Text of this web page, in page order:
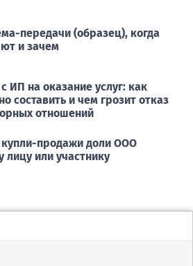
передачи (образец), когда
и зачем
ИП на оказание услуг: как
составить и чем грозит отказ
отношений
купли-продажи доли ООО
лицу или участнику